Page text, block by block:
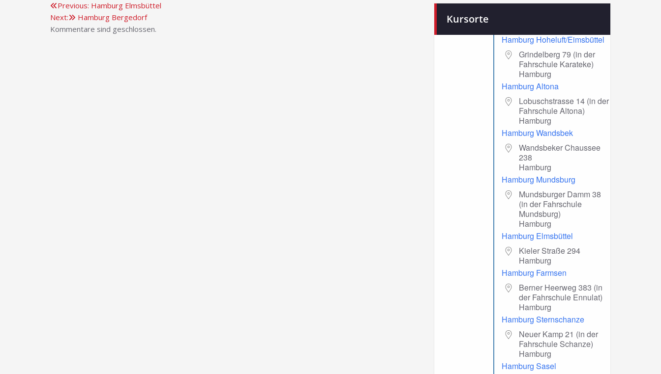
Beitragsnavigation
Previous: Hamburg Elmsbüttel
Next:
Hamburg Bergedorf
Kommentare sind geschlossen.
Kursorte
Hamburg Hoheluft/Eimsbüttel
Grindelberg 79 (in der
Fahrschule Karateke)
Hamburg
Hamburg Altona
Lobuschstrasse 14 (in der
Fahrschule Altona)
Hamburg
Hamburg Wandsbek
Wandsbeker Chaussee
238
Hamburg
Hamburg Mundsburg
Mundsburger Damm 38
(in der Fahrschule
Mundsburg)
Hamburg
Hamburg Elmsbüttel
Kieler Straße 294
Hamburg
Hamburg Farmsen
Berner Heerweg 383 (in
der Fahrschule Ennulat)
Hamburg
Hamburg Sternschanze
Neuer Kamp 21 (in der
Fahrschule Schanze)
Hamburg
Hamburg Sasel